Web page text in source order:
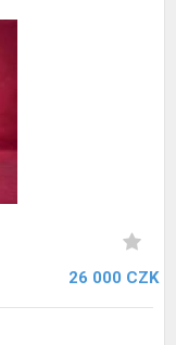
26 000 CZK